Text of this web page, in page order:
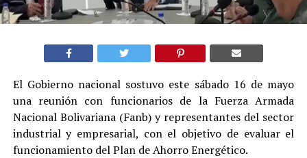
El Gobierno nacional sostuvo este sábado 16 de mayo
una reunión con funcionarios de la Fuerza Armada
Nacional Bolivariana (Fanb) y representantes del sector
industrial y empresarial, con el objetivo de evaluar el
funcionamiento del Plan de Ahorro Energético.